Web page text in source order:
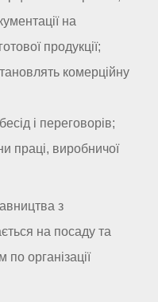
на
продукції;
комерційну
і переговорів;
праці, виробничої
з
на посаду та
по організації